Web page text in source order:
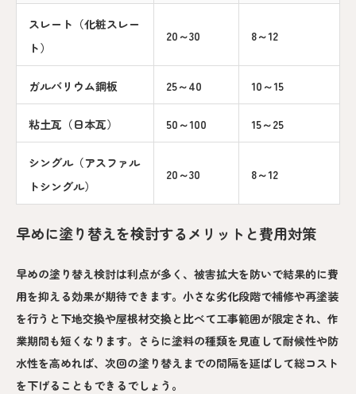
スレート（化粧スレー
ト）
20～30 8～12
ガルバリウム鋼板 25～40 10～15
粘土瓦（日本瓦） 50～100 15～25
シングル（アスファル
トシングル）
20～30 8～12
早めに塗り替えを検討するメリットと費用対策
早めの塗り替え検討は利点が多く、被害拡大を防いで結果的に費
用を抑える効果が期待できます。小さな劣化段階で補修や再塗装
を行うと下地交換や屋根材交換と比べて工事範囲が限定され、作
業期間も短くなります。さらに塗料の種類を見直して耐候性や防
水性を高めれば、次回の塗り替えまでの間隔を延ばして総コスト
を下げることもできるでしょう。